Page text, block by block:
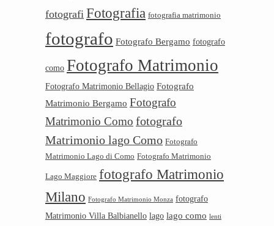
fotografi Fotografia fotografia matrimonio
fotografo Fotografo Bergamo fotografo
como Fotografo Matrimonio
Fotografo Matrimonio Bellagio Fotografo
Matrimonio Bergamo Fotografo
Matrimonio Como fotografo
Matrimonio lago Como Fotografo
Matrimonio Lago di Como Fotografo Matrimonio
Lago Maggiore fotografo Matrimonio
Milano Fotografo Matrimonio Monza fotografo
Matrimonio Villa Balbianello lago lago como lenti